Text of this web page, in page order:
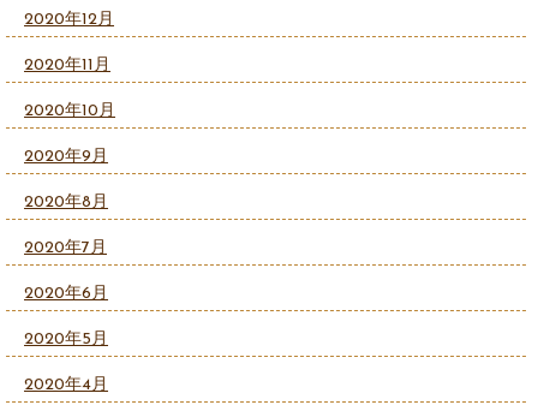
2020年12月
2020年11月
2020年10月
2020年9月
2020年8月
2020年7月
2020年6月
2020年5月
2020年4月